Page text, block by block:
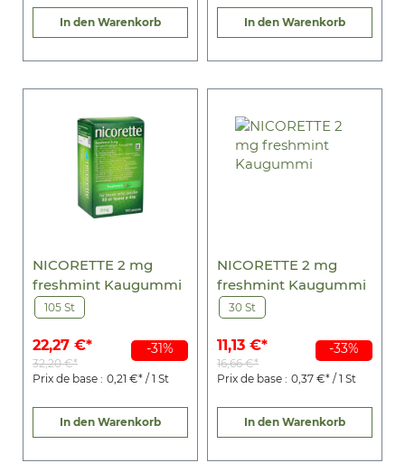
In den Warenkorb In den Warenkorb
-31%
NICORETTE 2 mg
freshmint Kaugummi
105 St
22,27 €*
32,20 €*
Prix de base : 0,21 €* / 1 St
In den Warenkorb
-33%
NICORETTE 2 mg
freshmint Kaugummi
30 St
11,13 €*
16,66 €*
Prix de base : 0,37 €* / 1 St
In den Warenkorb